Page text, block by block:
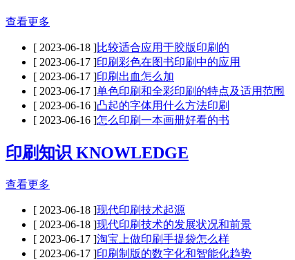
查看更多
[ 2023-06-18 ]比较适合应用于胶版印刷的
[ 2023-06-17 ]印刷彩色在图书印刷中的应用
[ 2023-06-17 ]印刷出血怎么加
[ 2023-06-17 ]单色印刷和全彩印刷的特点及适用范围
[ 2023-06-16 ]凸起的字体用什么方法印刷
[ 2023-06-16 ]怎么印刷一本画册好看的书
印刷知识 KNOWLEDGE
查看更多
[ 2023-06-18 ]现代印刷技术起源
[ 2023-06-18 ]现代印刷技术的发展状况和前景
[ 2023-06-17 ]淘宝上做印刷手提袋怎么样
[ 2023-06-17 ]印刷制版的数字化和智能化趋势